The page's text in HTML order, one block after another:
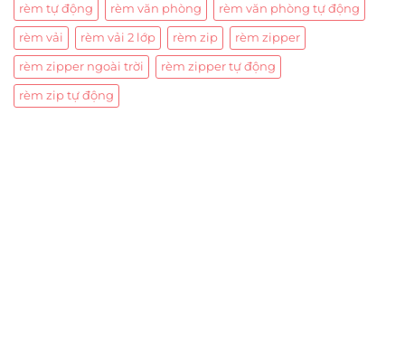
rèm tự động rèm văn phòng rèm văn phòng tự động
rèm vải rèm vải 2 lớp rèm zip rèm zipper
rèm zipper ngoài trời rèm zipper tự động
rèm zip tự động